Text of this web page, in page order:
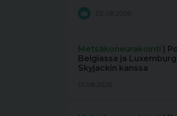
02.08.2026
Metsäkoneurakointi |
Belgiassa ja
Skyjackin kanssa
01.08.2026